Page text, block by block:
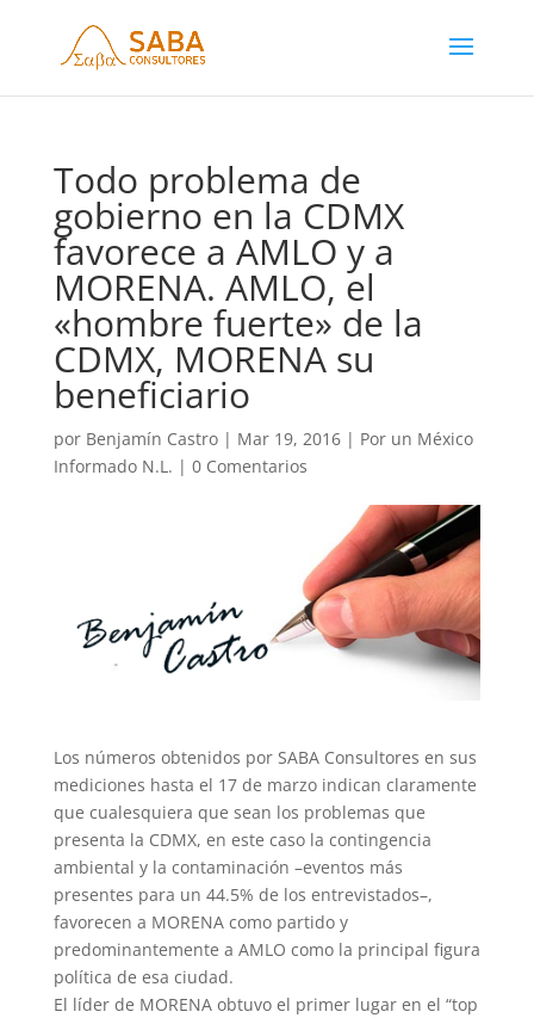
Todo problema de
gobierno en la CDMX
favorece a AMLO y a
MORENA. AMLO, el
«hombre fuerte» de la
CDMX, MORENA su
beneficiario
por Benjamín Castro| Mar 19, 2016| Por un México
Informado N.L. | 0 Comentarios
Los números obtenidos por SABA Consultores en sus
mediciones hasta el 17 de marzo indican claramente
que cualesquiera que sean los problemas que
presenta la CDMX, en este caso la contingencia
ambiental y la contaminación –eventos más
presentes para un 44.5% de los entrevistados–,
favorecen a MORENA como partido y
predominantemente a AMLO como la principal figura
política de esa ciudad.
El líder de MORENA obtuvo el primer lugar en el “top